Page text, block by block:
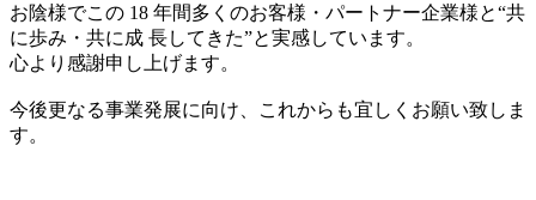
お陰様でこの 18 年間多くのお客様・パートナー企業様と“共
に歩み・共に成 長してきた”と実感しています。
心より感謝申し上げます。
今後更なる事業発展に向け、これからも宜しくお願い致しま
す。